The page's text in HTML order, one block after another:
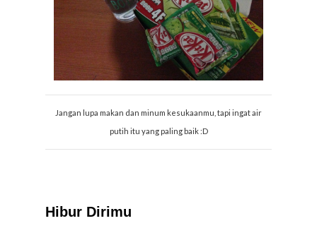
Jangan lupa makan dan minum kesukaanmu, tapi ingat air
putih itu yang paling baik :D
Hibur Dirimu